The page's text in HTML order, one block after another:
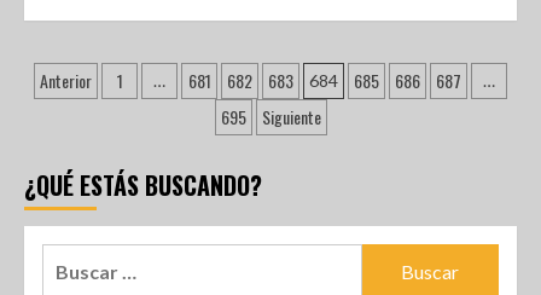
Anterior 1 … 681 682 683 684 685 686 687 …
695 Siguiente
¿QUÉ ESTÁS BUSCANDO?